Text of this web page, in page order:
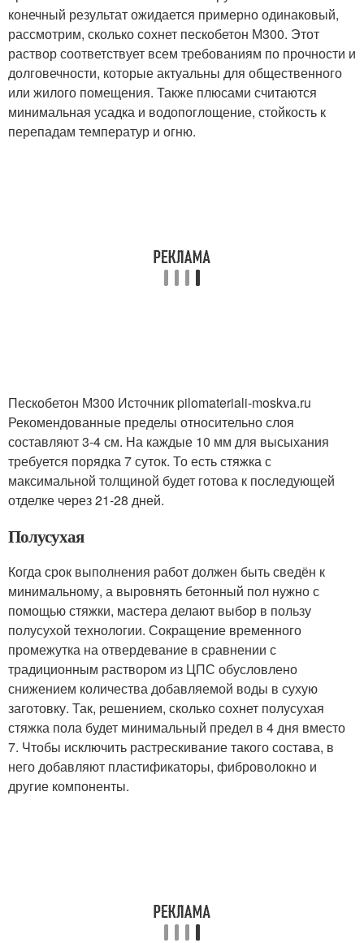
конечный результат ожидается примерно одинаковый,
рассмотрим, сколько сохнет пескобетон М300. Этот
раствор соответствует всем требованиям по прочности и
долговечности, которые актуальны для общественного
или жилого помещения. Также плюсами считаются
минимальная усадка и водопоглощение, стойкость к
перепадам температур и огню.
Пескобетон М300 Источник pilomateriali-moskva.ru
Рекомендованные пределы относительно слоя
составляют 3-4 см. На каждые 10 мм для высыхания
требуется порядка 7 суток. То есть стяжка с
максимальной толщиной будет готова к последующей
отделке через 21-28 дней.
Полусухая
Когда срок выполнения работ должен быть сведён к
минимальному, а выровнять бетонный пол нужно с
помощью стяжки, мастера делают выбор в пользу
полусухой технологии. Сокращение временного
промежутка на отвердевание в сравнении с
традиционным раствором из ЦПС обусловлено
снижением количества добавляемой воды в сухую
заготовку. Так, решением, сколько сохнет полусухая
стяжка пола будет минимальный предел в 4 дня вместо
7. Чтобы исключить растрескивание такого состава, в
него добавляют пластификаторы, фиброволокно и
другие компоненты.